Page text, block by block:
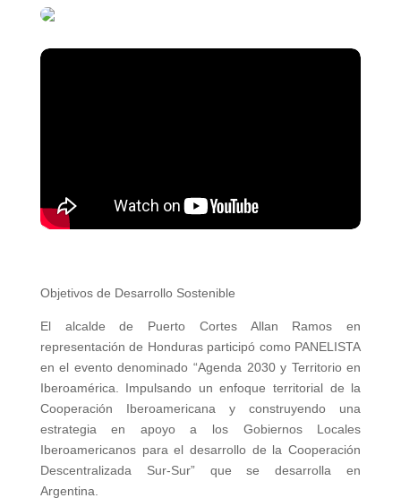
Objetivos de Desarrollo Sostenible
El alcalde de Puerto Cortes Allan Ramos en
representación de Honduras participó como PANELISTA
en el evento denominado “Agenda 2030 y Territorio en
Iberoamérica. Impulsando un enfoque territorial de la
Cooperación Iberoamericana y construyendo una
estrategia en apoyo a los Gobiernos Locales
Iberoamericanos para el desarrollo de la Cooperación
Descentralizada Sur-Sur” que se desarrolla en
Argentina.